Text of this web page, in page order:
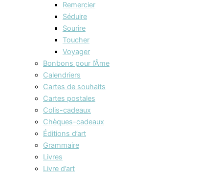
Remercier
Séduire
Sourire
Toucher
Voyager
Bonbons pour l’Âme
Calendriers
Cartes de souhaits
Cartes postales
Colis-cadeaux
Chèques-cadeaux
Éditions d’art
Grammaire
Livres
Livre d’art